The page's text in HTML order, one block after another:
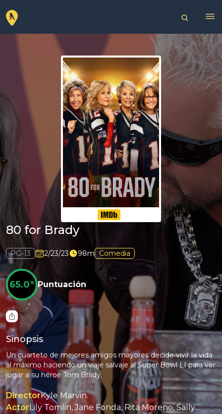
80 for Brady
PG-13 2/23/23 98m Comedia
65.0% Puntuación
Sinopsis
Un cuarteto de mejores amigos mayores decide vivir la vida
al máximo haciendo un viaje salvaje al Super Bowl LI para ver
jugar a su héroe Tom Brady.
DirectorKyle Marvin.
Actor
Lily Tomlin, Jane Fonda, Rita Moreno, Sally Field, Tom Brady, Billy Porter.